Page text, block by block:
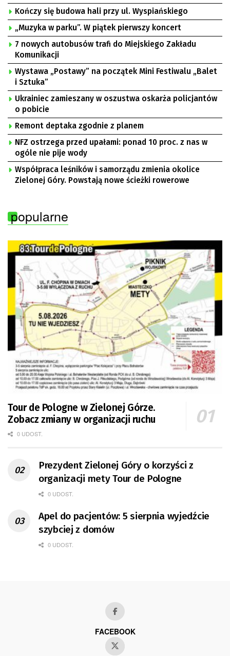
Kończy się budowa hali przy ul. Wyspiańskiego
„Muzyka w parku”. W piątek pierwszy koncert
7 nowych autobusów trafi do Miejskiego Zakładu
Komunikacji
Wystawa „Postawy” na początek Mini Festiwalu „Balet
i Sztuka”
Ukrainiec zamieszany w oszustwa oskarża policjantów
o pobicie
Remont deptaka zgodnie z planem
NFZ ostrzega przed upałami: ponad 10 proc. z nas w
ogóle nie pije wody
Współpraca leśników i samorządu zmienia okolice
Zielonej Góry. Powstają nowe ścieżki rowerowe
popularne
Tour de Pologne w Zielonej Górze.
Zobacz zmiany w organizacji ruchu
0 UDOST.
Prezydent Zielonej Góry o korzyści z
organizacji mety Tour de Pologne
0 UDOST.
Apel do pacjentów: 5 sierpnia wyjedźcie
szybciej z domów
0 UDOST.
FACEBOOK